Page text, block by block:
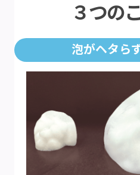
３つの
泡がヘタら